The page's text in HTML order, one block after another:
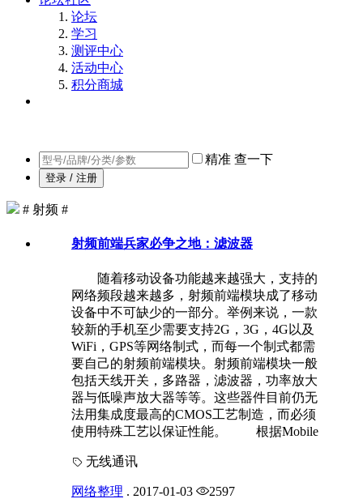
论坛
学习
测评中心
活动中心
积分商城
精准 查一下
登录 / 注册
# 射频 #
射频前端兵家必争之地：滤波器
随着移动设备功能越来越强大，支持的
网络频段越来越多，射频前端模块成了移动
设备中不可缺少的一部分。举例来说，一款
较新的手机至少需要支持2G，3G，4G以及
WiFi，GPS等网络制式，而每一个制式都需
要自己的射频前端模块。射频前端模块一般
包括天线开关，多路器，滤波器，功率放大
器与低噪声放大器等等。这些器件目前仍无
法用集成度最高的CMOS工艺制造，而必须
使用特殊工艺以保证性能。 根据Mobile
无线通讯
网络整理 . 2017-01-03 2597